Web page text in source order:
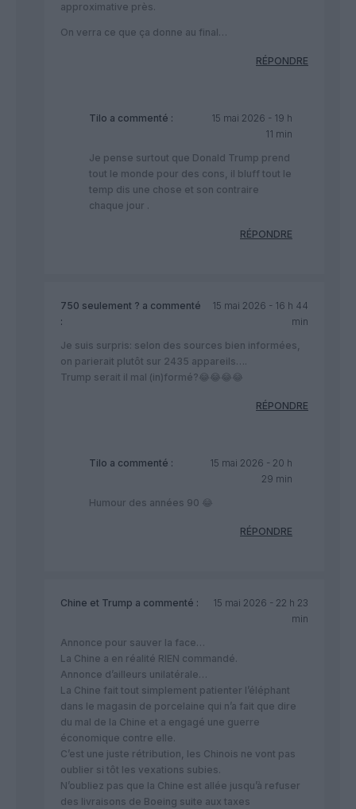
approximative près.
On verra ce que ça donne au final…
RÉPONDRE
Tilo a commenté :
15 mai 2026 - 19 h
11 min
Je pense surtout que Donald Trump prend
tout le monde pour des cons, il bluff tout le
temp dis une chose et son contraire
chaque jour .
RÉPONDRE
750 seulement ? a commenté
:
15 mai 2026 - 16 h 44
min
Je suis surpris: selon des sources bien informées,
on parierait plutôt sur 2435 appareils….
Trump serait il mal (in)formé?😂😂😂😂
RÉPONDRE
Tilo a commenté :
15 mai 2026 - 20 h
29 min
Humour des années 90 😂
RÉPONDRE
Chine et Trump a commenté :
15 mai 2026 - 22 h 23
min
Annonce pour sauver la face…
La Chine a en réalité RIEN commandé.
Annonce d’ailleurs unilatérale…
La Chine fait tout simplement patienter l’éléphant
dans le magasin de porcelaine qui n’a fait que dire
du mal de la Chine et a engagé une guerre
économique contre elle.
C’est une juste rétribution, les Chinois ne vont pas
oublier si tôt les vexations subies.
N’oubliez pas que la Chine est allée jusqu’à refuser
des livraisons de Boeing suite aux taxes